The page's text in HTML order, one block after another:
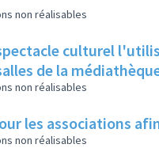
non réalisables
culturel
de la
non réalisables
les associations
non réalisables